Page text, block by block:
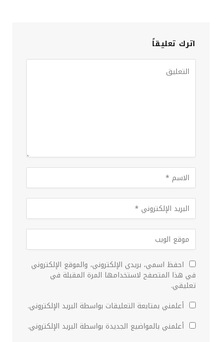
اترك تعليقاً
احفظ اسمي، بريدي الإلكتروني، والموقع الإلكتروني
في هذا المتصفح لاستخدامها المرة المقبلة في
تعليقي.
أعلمني بمتابعة التعليقات بواسطة البريد الإلكتروني.
أعلمني بالمواضيع الجديدة بواسطة البريد الإلكتروني.